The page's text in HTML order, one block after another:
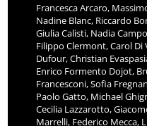
Francesca Arcaro,
Nadine Blanc, Riccardo
Giulia Calisti, Nadia
Filippo Clermont, Carol Di
Dufour, Christian
Enrico Formento Dojot,
Francesconi, Sofia
Paolo Gatto, Michael
Cecilia Lazzarotto,
Marrelli, Federico Mecca,